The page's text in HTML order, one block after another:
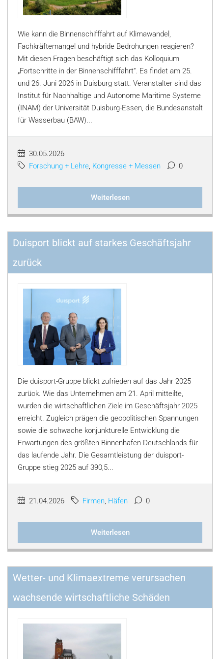
Wie kann die Binnenschifffahrt auf Klimawandel,
Fachkräftemangel und hybride Bedrohungen reagieren?
Mit diesen Fragen beschäftigt sich das Kolloquium
„Fortschritte in der Binnenschifffahrt“. Es findet am 25.
und 26. Juni 2026 in Duisburg statt. Veranstalter sind das
Institut für Nachhaltige und Autonome Maritime Systeme
(INAM) der Universität Duisburg-Essen, die Bundesanstalt
für Wasserbau (BAW)...
30.05.2026
Forschung + Lehre, Kongresse + Messen 0
Weiterlesen
Duisport blickt auf starkes Geschäftsjahr
zurück
Die duisport-Gruppe blickt zufrieden auf das Jahr 2025
zurück. Wie das Unternehmen am 21. April mitteilte,
wurden die wirtschaftlichen Ziele im Geschäftsjahr 2025
erreicht. Zugleich prägen die geopolitischen Spannungen
sowie die schwache konjunkturelle Entwicklung die
Erwartungen des größten Binnenhafen Deutschlands für
das laufende Jahr. Die Gesamtleistung der duisport-
Gruppe stieg 2025 auf 390,5...
21.04.2026 Firmen, Häfen 0
Weiterlesen
Wetter- und Klimaextreme verursachen
wachsende wirtschaftliche Schäden